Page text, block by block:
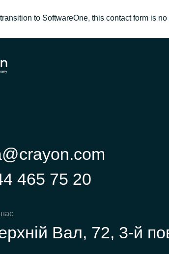
to SoftwareOne, this contact form is
465 75 20
Вал, 72, 3-й